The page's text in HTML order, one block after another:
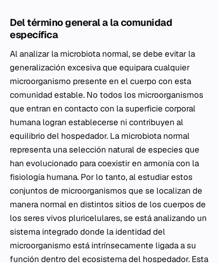
Del término general a la comunidad
específica
Al analizar la microbiota normal, se debe evitar la
generalización excesiva que equipara cualquier
microorganismo presente en el cuerpo con esta
comunidad estable. No todos los microorganismos
que entran en contacto con la superficie corporal
humana logran establecerse ni contribuyen al
equilibrio del hospedador. La microbiota normal
representa una selección natural de especies que
han evolucionado para coexistir en armonía con la
fisiología humana. Por lo tanto, al estudiar estos
conjuntos de microorganismos que se localizan de
manera normal en distintos sitios de los cuerpos de
los seres vivos pluricelulares, se está analizando un
sistema integrado donde la identidad del
microorganismo está intrínsecamente ligada a su
función dentro del ecosistema del hospedador. Esta